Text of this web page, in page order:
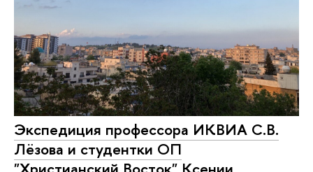
Экспедиция профессора ИКВИА С.В.
Лёзова и студентки ОП